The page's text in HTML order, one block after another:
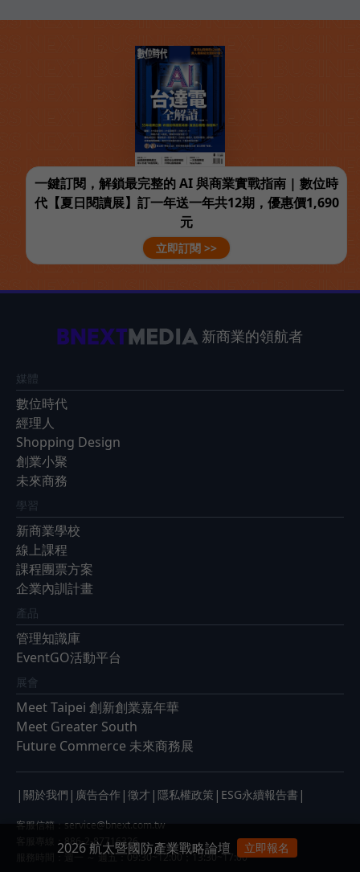
一鍵訂閱，解鎖最完整的 AI 與商業實戰指南 | 數位時
代【夏日閱讀展】訂一年送一年共12期，優惠價1,690
元
立即訂閱 >>
新商業的領航者
媒體
數位時代
經理人
Shopping Design
創業小聚
未來商務
學習
新商業學校
線上課程
課程團票方案
企業內訓計畫
產品
管理知識庫
EventGO活動平台
展會
Meet Taipei 創新創業嘉年華
Meet Greater South
Future Commerce 未來商務展
| 關於我們 | 廣告合作 | 徵才 | 隱私權政策 | ESG永續報告書 |
客服信箱： service@bnext.com.tw
客服專線：886-2-87716326
服務時間：週一 ～ 週五：09:30~12:00；13:30~17:00
2026 航太暨國防產業戰略論壇 立即報名